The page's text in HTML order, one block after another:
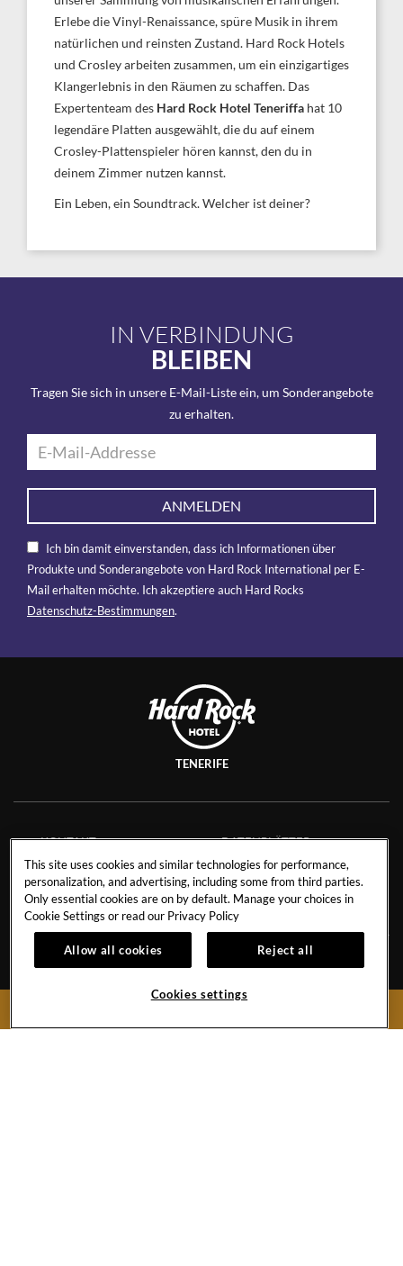
Erlebe die Vinyl-Renaissance, spüre Musik in ihrem
natürlichen und reinsten Zustand. Hard Rock Hotels
und Crosley arbeiten zusammen, um ein einzigartiges
Klangerlebnis in den Räumen zu schaffen. Das
Expertenteam des Hard Rock Hotel Teneriffa hat 10
legendäre Platten ausgewählt, die du auf einem
Crosley-Plattenspieler hören kannst, den du in
deinem Zimmer nutzen kannst.
Ein Leben, ein Soundtrack. Welcher ist deiner?
IN VERBINDUNG
BLEIBEN
Tragen Sie sich in unsere E-Mail-Liste ein, um Sonderangebote
zu erhalten.
ANMELDEN
Ich bin damit einverstanden, dass ich Informationen über
Produkte und Sonderangebote von Hard Rock International per E-
Mail erhalten möchte. Ich akzeptiere auch Hard Rocks
Datenschutz-Bestimmungen.
TENERIFE
KONTAKT
STELLENANGEBOTE
COOKIE-RICHTLINIEN
DATENBLÄTTER
SAVE THE PLANET
Avenida de Adeje 300, s/n
38678 Playa Paraíso, Adeje,
This site uses cookies and similar technologies for performance,
personalization, and advertising, including some from third parties.
Only essential cookies are on by default. Manage your choices in
Cookie Settings or read our Privacy Policy
Allow all cookies Reject all
Cookies settings